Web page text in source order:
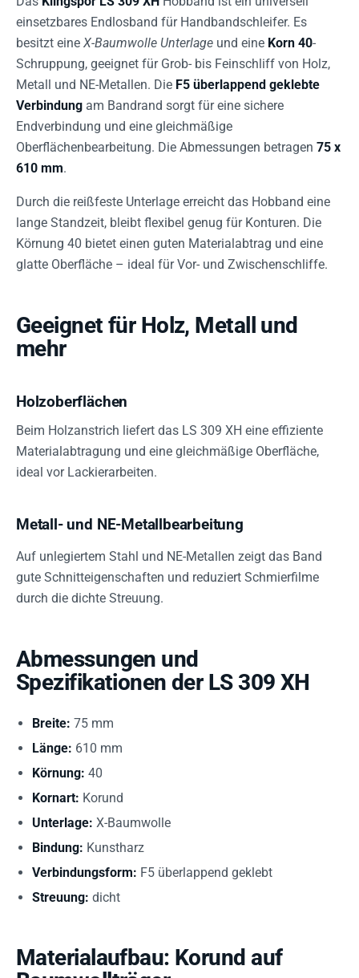
einsetzbares Endlosband für Handbandschleifer. Es
besitzt eine X-Baumwolle Unterlage und eine Korn 40-
Schruppung, geeignet für Grob- bis Feinschliff von Holz,
Metall und NE-Metallen. Die F5 überlappend geklebte
Verbindung am Bandrand sorgt für eine sichere
Endverbindung und eine gleichmäßige
Oberflächenbearbeitung. Die Abmessungen betragen 75 x
610 mm.
Durch die reißfeste Unterlage erreicht das Hobband eine
lange Standzeit, bleibt flexibel genug für Konturen. Die
Körnung 40 bietet einen guten Materialabtrag und eine
glatte Oberfläche – ideal für Vor- und Zwischenschliffe.
Geeignet für Holz, Metall und
mehr
Holzoberflächen
Beim Holzanstrich liefert das LS 309 XH eine effiziente
Materialabtragung und eine gleichmäßige Oberfläche,
ideal vor Lackierarbeiten.
Metall- und NE-Metallbearbeitung
Auf unlegiertem Stahl und NE-Metallen zeigt das Band
gute Schnitteigenschaften und reduziert Schmierfilme
durch die dichte Streuung.
Abmessungen und
Spezifikationen der LS 309 XH
Breite: 75 mm
Länge: 610 mm
Körnung: 40
Kornart: Korund
Unterlage: X-Baumwolle
Bindung: Kunstharz
Verbindungsform: F5 überlappend geklebt
Streuung: dicht
Materialaufbau: Korund auf